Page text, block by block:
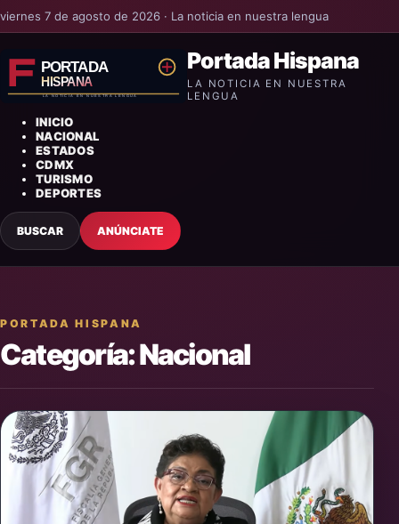
viernes 7 de agosto de 2026 · La noticia en nuestra lengua
Portada Hispana
LA NOTICIA EN NUESTRA
LENGUA
INICIO
NACIONAL
ESTADOS
CDMX
TURISMO
DEPORTES
BUSCAR ANÚNCIATE
PORTADA HISPANA
Categoría:Nacional